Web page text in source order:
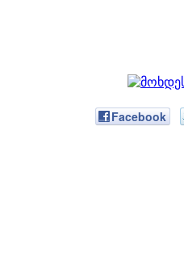
Facebook